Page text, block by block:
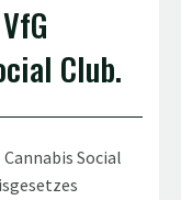
Club.
Social